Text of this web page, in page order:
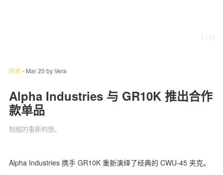
科 技
1 / 10
时尚 - Mar 20 byVera
Alpha Industries 与 GR10K 推出合作
款单品
制服的重新构想。
Alpha Industries 携手 GR10K 重新演绎了经典的 CWU-45 夹克。